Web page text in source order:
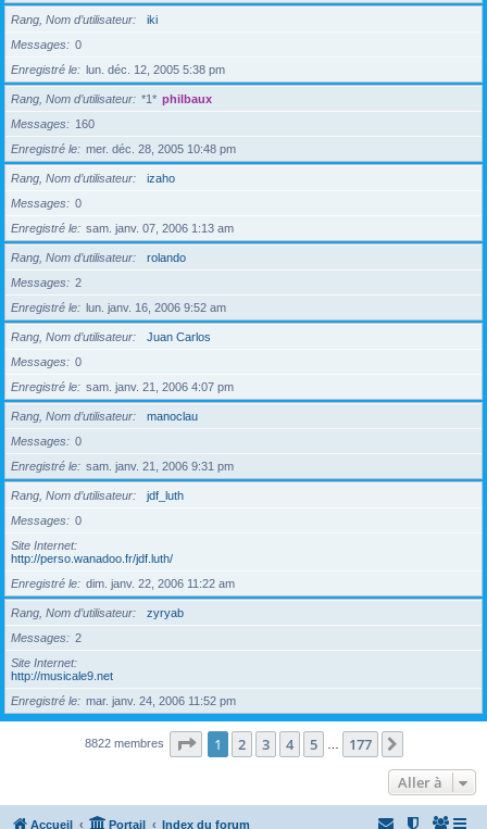
Rang, Nom d’utilisateur
iki
Messages
0
Enregistré le
lun. déc. 12, 2005 5:38 pm
Rang, Nom d’utilisateur *1* philbaux
Messages
160
Enregistré le
mer. déc. 28, 2005 10:48 pm
Rang, Nom d’utilisateur
izaho
Messages
0
Enregistré le
sam. janv. 07, 2006 1:13 am
Rang, Nom d’utilisateur
rolando
Messages
2
Enregistré le
lun. janv. 16, 2006 9:52 am
Rang, Nom d’utilisateur
Juan Carlos
Messages
0
Enregistré le
sam. janv. 21, 2006 4:07 pm
Rang, Nom d’utilisateur
manoclau
Messages
0
Enregistré le
sam. janv. 21, 2006 9:31 pm
Rang, Nom d’utilisateur
jdf_luth
Messages
0
Site Internet
http://perso.wanadoo.fr/jdf.luth/
Enregistré le
dim. janv. 22, 2006 11:22 am
Rang, Nom d’utilisateur
zyryab
Messages
2
Site Internet
http://musicale9.net
Enregistré le
mar. janv. 24, 2006 11:52 pm
8822 membres Page 1sur177
1 2 3 4 5 177
Aller à
Accueil Portail Index du forum